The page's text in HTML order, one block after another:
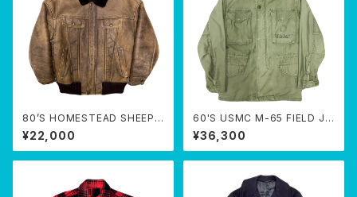
80’S HOMESTEAD SHEEPS
KIN PRODUCTS JKT
¥22,000
60'S USMC M-65 FIELD JA
CKET
¥36,300